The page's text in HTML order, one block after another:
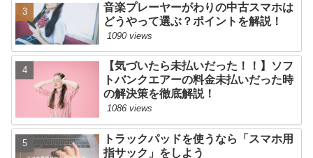
音楽プレーヤーがわりの中古スマホは
どうやって選ぶ？ポイントを解説！
1090 views
【気づいたら未払いだった！！】ソフ
トバンクエアーの料金未払いだった時
の解決策を徹底解説！
1086 views
トラックパッドを使うなら「スマホ用
指サック」をしよう